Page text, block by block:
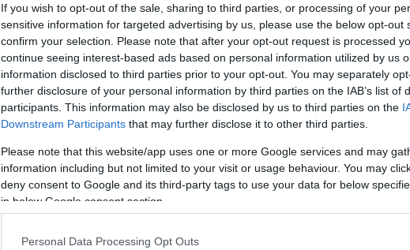
If you wish to opt-out of the sale, sharing to third parties, or processing of your
sensitive information for targeted advertising by us, please use the below opt-out
confirm your selection. Please note that after your opt-out request is processed
continue seeing interest-based ads based on personal information utilized by us
information disclosed to third parties prior to your opt-out. You may separately
further disclosure of your personal information by third parties on the IAB’s list of
participants. This information may also be disclosed by us to third parties on the
Downstream Participants that may further disclose it to other third parties.
Please note that this website/app uses one or more Google services and may
information including but not limited to your visit or usage behaviour. You may
deny consent to Google and its third-party tags to use your data for below
in below Google consent section.
Personal Data Processing Opt Outs